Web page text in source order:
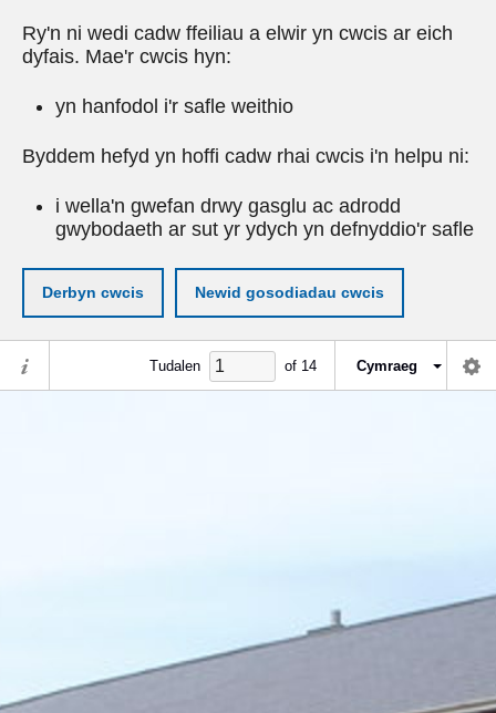
Ry'n ni wedi cadw ffeiliau a elwir yn cwcis ar eich
dyfais. Mae'r cwcis hyn:
yn hanfodol i'r safle weithio
Byddem hefyd yn hoffi cadw rhai cwcis i'n helpu ni:
i wella'n gwefan drwy gasglu ac adrodd
gwybodaeth ar sut yr ydych yn defnyddio'r safle
Derbyn cwcis Newid gosodiadau cwcis
Tudalen of 14 Cymraeg